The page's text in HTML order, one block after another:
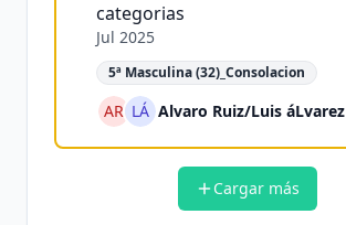
categorias
Jul 2025
5ª Masculina (32)_Consolacion
AR LÁ Alvaro Ruiz/Luis áLvarez
Cargar más